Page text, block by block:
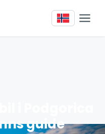
guide